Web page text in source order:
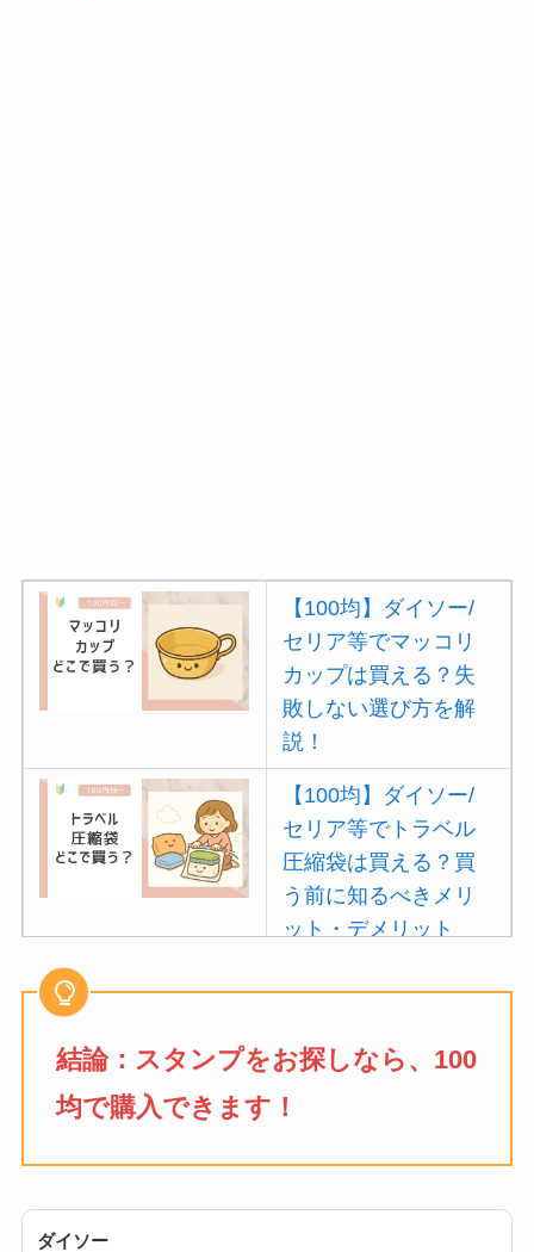
【100均】ダイソー/
セリア等でマッコリ
カップは買える？失
敗しない選び方を解
説！
【100均】ダイソー/
セリア等でトラベル
圧縮袋は買える？買
う前に知るべきメリ
ット・デメリット
セリア等でポイズン
る？使い方や選び方
【100均】ダイソー/
結論： スタンプをお探しなら、100
均で購入できます！
ダイソー